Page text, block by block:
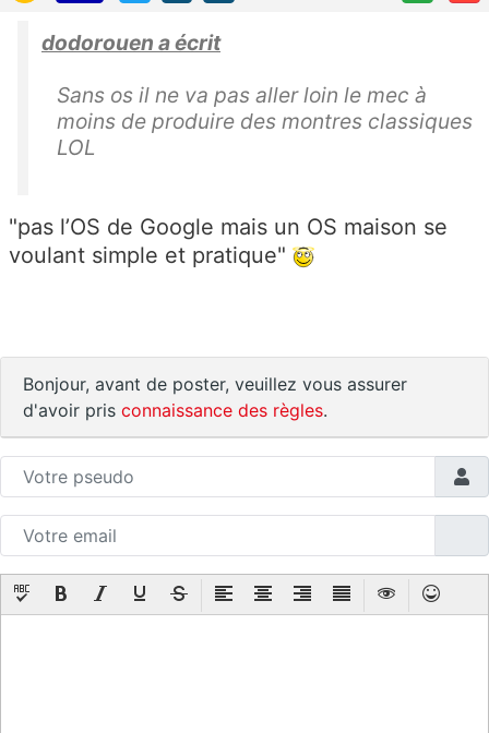
dodorouen a écrit
Sans os il ne va pas aller loin le mec à
moins de produire des montres classiques
LOL
"pas l’OS de Google mais un OS maison se
voulant simple et pratique"
Bonjour, avant de poster, veuillez vous assurer
d'avoir pris connaissance des règles.